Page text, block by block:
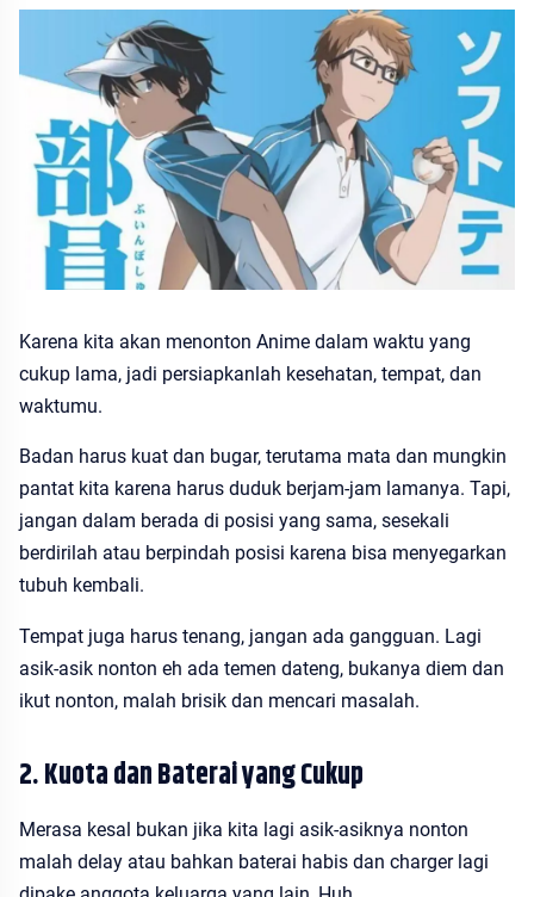
Karena kita akan menonton Anime dalam waktu yang
cukup lama, jadi persiapkanlah kesehatan, tempat, dan
waktumu.
Badan harus kuat dan bugar, terutama mata dan mungkin
pantat kita karena harus duduk berjam-jam lamanya. Tapi,
jangan dalam berada di posisi yang sama, sesekali
berdirilah atau berpindah posisi karena bisa menyegarkan
tubuh kembali.
Tempat juga harus tenang, jangan ada gangguan. Lagi
asik-asik nonton eh ada temen dateng, bukanya diem dan
ikut nonton, malah brisik dan mencari masalah.
2. Kuota dan Baterai yang Cukup
Merasa kesal bukan jika kita lagi asik-asiknya nonton
malah delay atau bahkan baterai habis dan charger lagi